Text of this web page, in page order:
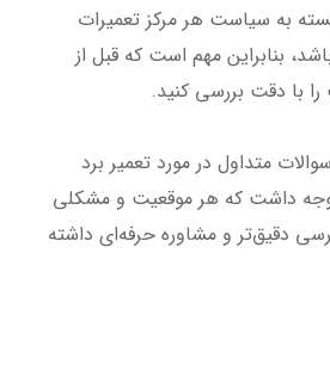
به سیاست هر مرکز تعمیرات
بنابراین مهم است که قبل از
با دقت بررسی کنید.
متداول در مورد تعمیر برد
داشت که هر موقعیت و مشکلی
دقیق‌تر و مشاوره حرفه‌ای داشته